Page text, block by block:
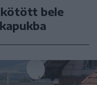
bele